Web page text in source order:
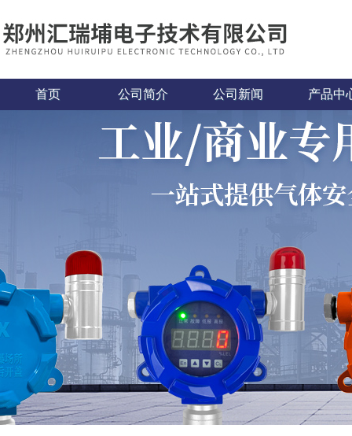
首页 公司简介 公司新闻 产品中